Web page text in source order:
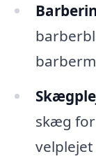
skæg